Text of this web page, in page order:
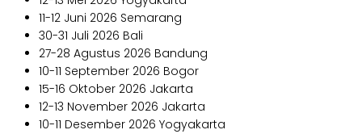
11-12 Juni 2026 Semarang
30-31 Juli 2026 Bali
27-28 Agustus 2026 Bandung
10-11 September 2026 Bogor
15-16 Oktober 2026 Jakarta
12-13 November 2026 Jakarta
10-11 Desember 2026 Yogyakarta